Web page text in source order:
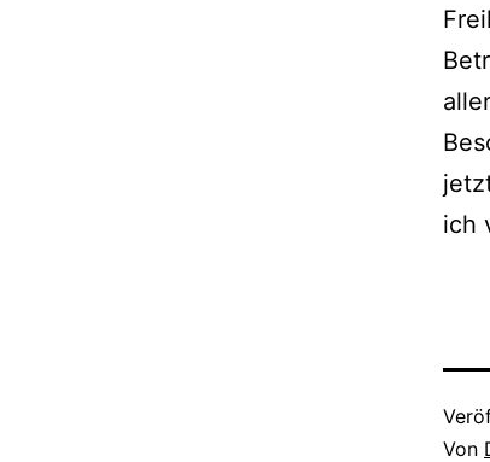
ich
Von